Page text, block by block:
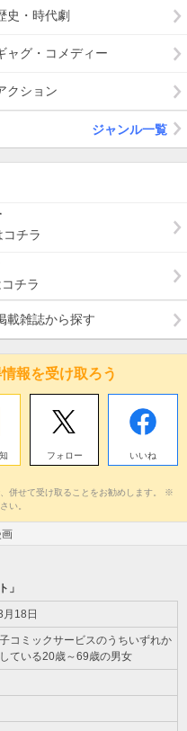
史・時代劇
ャグ・コメディー
クション
ジャンル一覧
チラ
チラ
載雑誌から探す
報を受け取ろう
フォロー いいね
併せて受け取ることをお勧めします。 ※
い。
画
」
18日
コミックサービスのうちいずれか
ている20歳～69歳の男女